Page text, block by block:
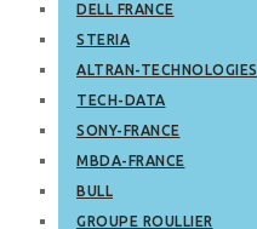
DELL FRANCE
STERIA
ALTRAN-TECHNOLOGIES
TECH-DATA
SONY-FRANCE
MBDA-FRANCE
BULL
GROUPE ROULLIER